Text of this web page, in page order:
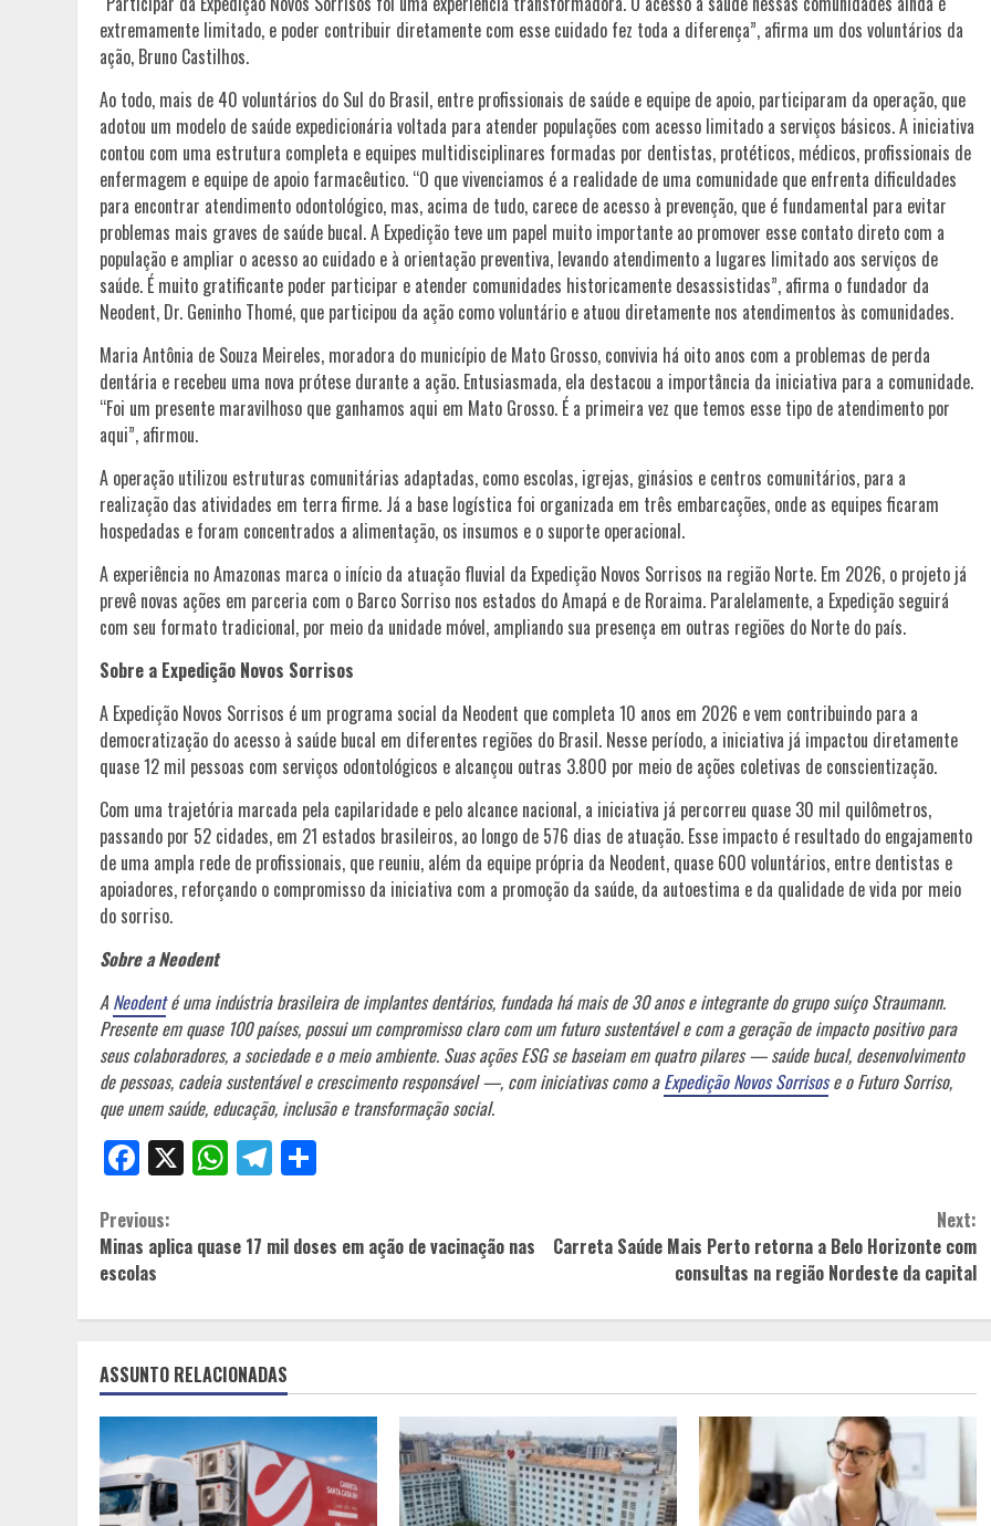
extremamente limitado, e poder contribuir diretamente com esse cuidado fez toda a diferença”, afirma um dos voluntários da
ação, Bruno Castilhos.
Ao todo, mais de 40 voluntários do Sul do Brasil, entre profissionais de saúde e equipe de apoio, participaram da operação, que
adotou um modelo de saúde expedicionária voltada para atender populações com acesso limitado a serviços básicos. A iniciativa
contou com uma estrutura completa e equipes multidisciplinares formadas por dentistas, protéticos, médicos, profissionais de
enfermagem e equipe de apoio farmacêutico. “O que vivenciamos é a realidade de uma comunidade que enfrenta dificuldades
para encontrar atendimento odontológico, mas, acima de tudo, carece de acesso à prevenção, que é fundamental para evitar
problemas mais graves de saúde bucal. A Expedição teve um papel muito importante ao promover esse contato direto com a
população e ampliar o acesso ao cuidado e à orientação preventiva, levando atendimento a lugares limitado aos serviços de
saúde. É muito gratificante poder participar e atender comunidades historicamente desassistidas”, afirma o fundador da
Neodent, Dr. Geninho Thomé, que participou da ação como voluntário e atuou diretamente nos atendimentos às comunidades.
Maria Antônia de Souza Meireles, moradora do município de Mato Grosso, convivia há oito anos com a problemas de perda
dentária e recebeu uma nova prótese durante a ação. Entusiasmada, ela destacou a importância da iniciativa para a comunidade.
“Foi um presente maravilhoso que ganhamos aqui em Mato Grosso. É a primeira vez que temos esse tipo de atendimento por
aqui”, afirmou.
A operação utilizou estruturas comunitárias adaptadas, como escolas, igrejas, ginásios e centros comunitários, para a
realização das atividades em terra firme. Já a base logística foi organizada em três embarcações, onde as equipes ficaram
hospedadas e foram concentrados a alimentação, os insumos e o suporte operacional.
A experiência no Amazonas marca o início da atuação fluvial da Expedição Novos Sorrisos na região Norte. Em 2026, o projeto já
prevê novas ações em parceria com o Barco Sorriso nos estados do Amapá e de Roraima. Paralelamente, a Expedição seguirá
com seu formato tradicional, por meio da unidade móvel, ampliando sua presença em outras regiões do Norte do país.
Sobre a Expedição Novos Sorrisos
A Expedição Novos Sorrisos é um programa social da Neodent que completa 10 anos em 2026 e vem contribuindo para a
democratização do acesso à saúde bucal em diferentes regiões do Brasil. Nesse período, a iniciativa já impactou diretamente
quase 12 mil pessoas com serviços odontológicos e alcançou outras 3.800 por meio de ações coletivas de conscientização.
Com uma trajetória marcada pela capilaridade e pelo alcance nacional, a iniciativa já percorreu quase 30 mil quilômetros,
passando por 52 cidades, em 21 estados brasileiros, ao longo de 576 dias de atuação. Esse impacto é resultado do engajamento
de uma ampla rede de profissionais, que reuniu, além da equipe própria da Neodent, quase 600 voluntários, entre dentistas e
apoiadores, reforçando o compromisso da iniciativa com a promoção da saúde, da autoestima e da qualidade de vida por meio
do sorriso.
Sobre a Neodent
A Neodenté uma indústria brasileira de implantes dentários, fundada há mais de 30 anos e integrante do grupo suíço Straumann.
Presente em quase 100 países, possui um compromisso claro com um futuro sustentável e com a geração de impacto positivo para
seus colaboradores, a sociedade e o meio ambiente. Suas ações ESG se baseiam em quatro pilares — saúde bucal, desenvolvimento
de pessoas, cadeia sustentável e crescimento responsável —, com iniciativas como aExpedição Novos Sorrisose o Futuro Sorriso,
que unem saúde, educação, inclusão e transformação social.
Facebook
X WhatsApp
Telegram
Continue
Reading
Previous:
Minas aplica quase 17 mil doses em ação de vacinação nas
escolas
Next:
Carreta Saúde Mais Perto retorna a Belo Horizonte com
consultas na região Nordeste da capital
ASSUNTO RELACIONADAS